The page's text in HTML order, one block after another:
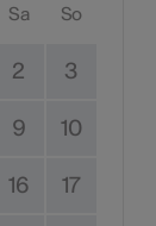
Sa So
2 3
9 10
16 17